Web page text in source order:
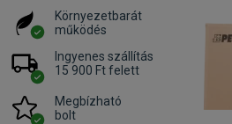
Környezetbarát
működés
Ingyenes szállítás
15 900 Ft felett
Megbízható
bolt